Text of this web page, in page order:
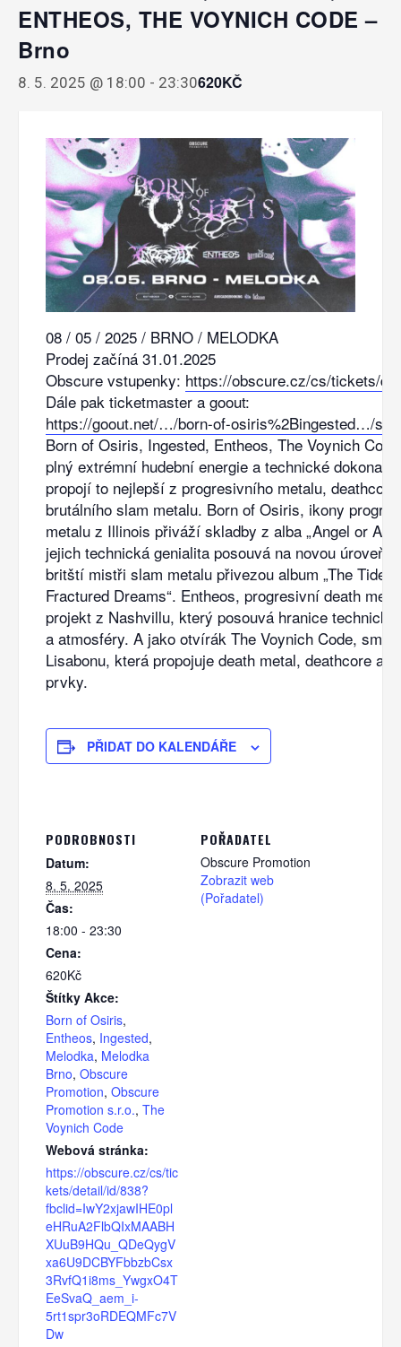
ENTHEOS, THE VOYNICH CODE –
Brno
8. 5. 2025 @ 18:00 - 23:30620KČ
08 / 05 / 2025 / BRNO / MELODKA
Prodej začíná 31.01.2025
Obscure vstupenky: https://obscure.cz/cs/tickets/
Dále pak ticketmaster a goout:
https://goout.net/…/born-of-osiris%2Bingested…/
Born of Osiris, Ingested, Entheos, The Voynich
plný extrémní hudební energie a technické
propojí to nejlepší z progresivního metalu,
brutálního slam metalu. Born of Osiris, ikony
metalu z Illinois přiváží skladby z alba „Angel or
jejich technická genialita posouvá na novou úroveň.
britští mistři slam metalu přivezou album „The Tide
Fractured Dreams“. Entheos, progresivní death
projekt z Nashvillu, který posouvá hranice
a atmosféry. A jako otvírák The Voynich Code,
Lisabonu, která propojuje death metal, deathcore a
prvky.
PŘIDAT DO KALENDÁŘE
PODROBNOSTI
Datum:
8. 5. 2025
Čas:
18:00 - 23:30
Cena:
620Kč
Štítky Akce:
Born of Osiris,
Entheos, Ingested,
Melodka, Melodka
Brno, Obscure
Promotion, Obscure
Promotion s.r.o., The
Voynich Code
Webová stránka:
https://obscure.cz/cs/tic
kets/detail/id/838?
fbclid=IwY2xjawIHE0pl
eHRuA2FlbQIxMAABH
XUuB9HQu_QDeQygV
xa6U9DCBYFbbzbCsx
3RvfQ1i8ms_YwgxO4T
EeSvaQ_aem_i-
5rt1spr3oRDEQMFc7V
Dw
POŘADATEL
Obscure Promotion
Zobrazit web
(Pořadatel)